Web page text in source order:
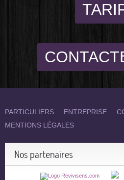
PARTICULIERS ENTREPRISE
MENTIONS LÉGALES
Nos partenaires